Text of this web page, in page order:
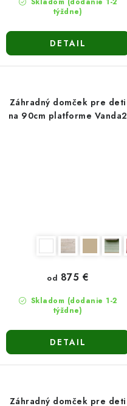
týždne)
DETAIL
Záhradný domček pre deti
na 90cm platforme Vanda2
Skladom (dodanie 1-2
týždne)
od 875 €
DETAIL
Záhradný domček pre deti